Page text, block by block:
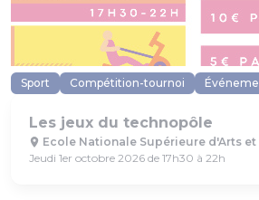
Sport Compétition-tournoi
Les jeux du technopôle
Ecole Nationale Supérieure d'Arts
Jeudi 1er octobre 2026 de 17h30 à 22h